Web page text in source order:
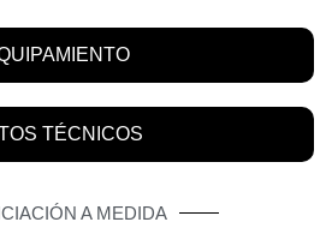
TÉCNICOS
A MEDIDA